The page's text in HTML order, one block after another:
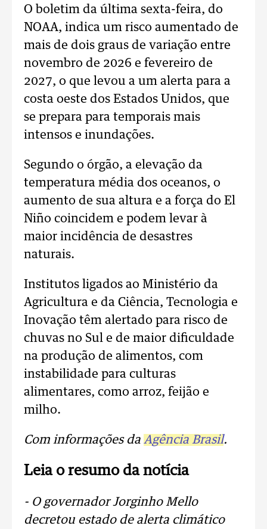
O boletim da última sexta-feira, do
NOAA, indica um risco aumentado de
mais de dois graus de variação entre
novembro de 2026 e fevereiro de
2027, o que levou a um alerta para a
costa oeste dos Estados Unidos, que
se prepara para temporais mais
intensos e inundações.
Segundo o órgão, a elevação da
temperatura média dos oceanos, o
aumento de sua altura e a força do El
Niño coincidem e podem levar à
maior incidência de desastres
naturais.
Institutos ligados ao Ministério da
Agricultura e da Ciência, Tecnologia e
Inovação têm alertado para risco de
chuvas no Sul e de maior dificuldade
na produção de alimentos, com
instabilidade para culturas
alimentares, como arroz, feijão e
milho.
Com informações da Agência Brasil.
Leia o resumo da notícia
- O governador Jorginho Mello
decretou estado de alerta climático